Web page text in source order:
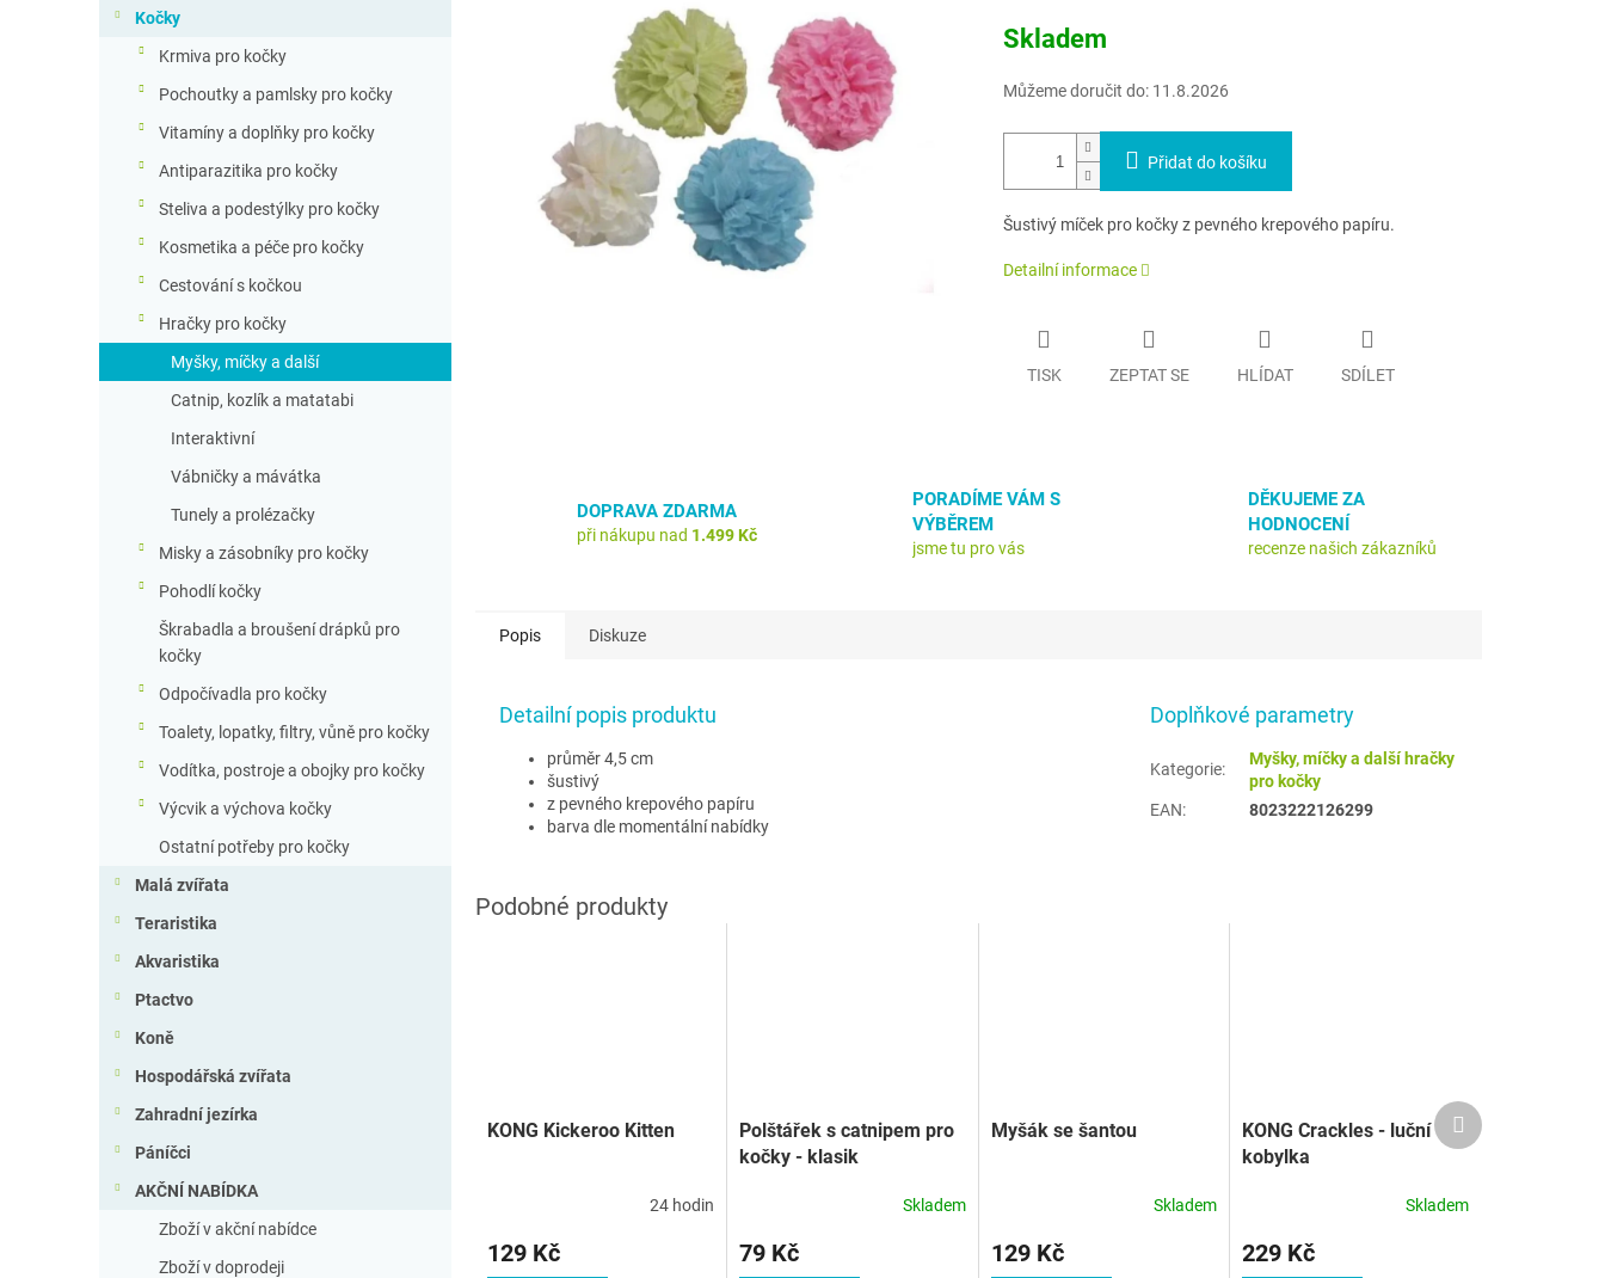
Kočky
Krmiva pro kočky
Pochoutky a pamlsky pro kočky
Vitamíny a doplňky pro kočky
Antiparazitika pro kočky
Steliva a podestýlky pro kočky
Kosmetika a péče pro kočky
Cestování s kočkou
Hračky pro kočky
Myšky, míčky a další
Catnip, kozlík a matatabi
Interaktivní
Vábničky a mávátka
Tunely a prolézačky
Misky a zásobníky pro kočky
Pohodlí kočky
Škrabadla a broušení drápků pro
kočky
Odpočívadla pro kočky
Toalety, lopatky, filtry, vůně pro kočky
Vodítka, postroje a obojky pro kočky
Výcvik a výchova kočky
Ostatní potřeby pro kočky
Malá zvířata
Teraristika
Akvaristika
Ptactvo
Koně
Hospodářská zvířata
Zahradní jezírka
Páníčci
AKČNÍ NABÍDKA
Zboží v akční nabídce
Zboží v doprodeji
cena:
Skladem
Můžeme doručit do: 11.8.2026
Přidat do košíku
Šustivý míček pro kočky z pevného krepového papíru.
Detailní informace
TISK ZEPTAT SE HLÍDAT SDÍLET
DOPRAVA ZDARMA
při nákupu nad 1.499 Kč
PORADÍME VÁM S
VÝBĚREM
jsme tu pro vás
DĚKUJEME ZA
HODNOCENÍ
recenze našich zákazníků
Popis Diskuze
Detailní popis produktu
průměr 4,5 cm
šustivý
z pevného krepového papíru
barva dle momentální nabídky
Doplňkové parametry
Kategorie:
Myšky, míčky a další hračky
pro kočky
EAN: 8023222126299
KONG Kickeroo Kitten
24 hodin
129 Kč
Polštářek s catnipem pro
kočky - klasik
Skladem
79 Kč
Myšák se šantou
Skladem
129 Kč
KONG Crackles - luční
kobylka
Skladem
229 Kč
Další
produkt